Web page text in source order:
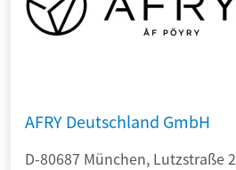
AFRY Deutschland GmbH
D-80687 München, Lutzstraße 2